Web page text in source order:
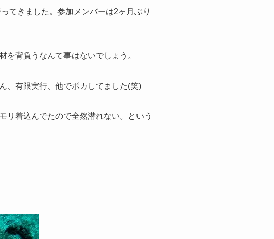
てきました。参加メンバーは2ヶ月ぶり
背負うなんて事はないでしょう。
、有限実行、他でポカしてました(笑)
リ着込んでたので全然潜れない。という